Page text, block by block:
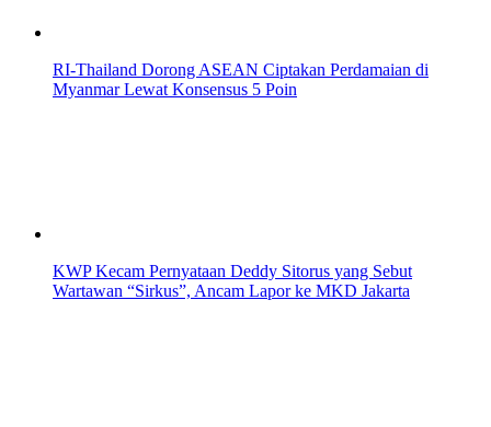
RI-Thailand Dorong ASEAN Ciptakan Perdamaian di
Myanmar Lewat Konsensus 5 Poin
KWP Kecam Pernyataan Deddy Sitorus yang Sebut
Wartawan “Sirkus”, Ancam Lapor ke MKD Jakarta